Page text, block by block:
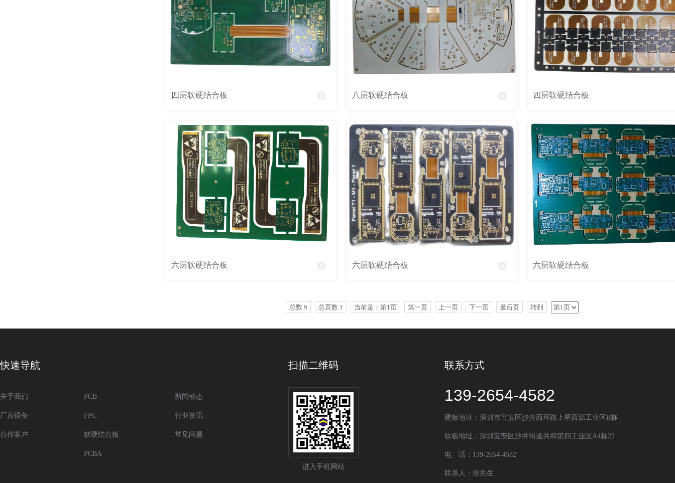
四层软硬结合板 八层软硬结合板 四层软硬结合板
六层软硬结合板 六层软硬结合板 六层软硬结合板
总数 9 总页数 1 当前是：第1页 第一页 上一页 下一页 最后页 转到
快速导航
关于我们
厂房设备
合作客户
PCB
FPC
软硬结合板
PCBA
新闻动态
行业资讯
常见问题
扫描二维码
进入手机网站
联系方式
139-2654-4582
硬板地址：深圳市宝安区沙井西环路上星西部工业区B栋
软板地址：深圳宝安区沙井街道共和第四工业区A4栋22
电 话：139-2654-4582
联系人：徐先生